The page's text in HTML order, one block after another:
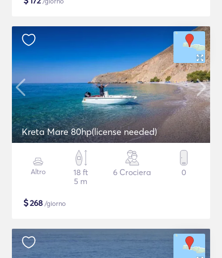
Kreta Mare 80hp(license needed)
Altro
18 ft
5 m
6 Crociera 0
$268 /giorno